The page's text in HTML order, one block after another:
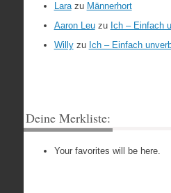
Larazu Männerhort
Aaron Leuzu Ich – Einfach
Willyzu Ich – Einfach
Deine Merkliste:
Your favorites will be here.